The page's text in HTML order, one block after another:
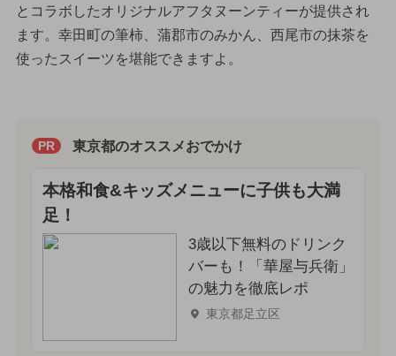
とコラボしたオリジナルアフタヌーンティーが提供され
ます。幸田町の筆柿、蒲郡市のみかん、西尾市の抹茶を
使ったスイーツを堪能できますよ。
PR 東京都のオススメおでかけ
本格和食&キッズメニューに子供も大満
足！
3歳以下無料のドリンク
バーも！「華屋与兵衛」
の魅力を徹底レポ
東京都足立区